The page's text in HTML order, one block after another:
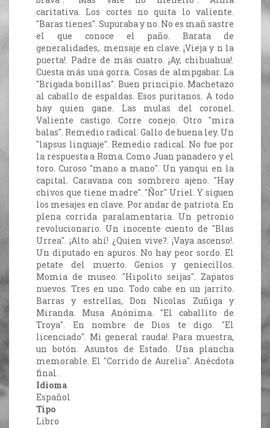
caritativa. Los cortes no quita lo valiente.
"Baras tienes". Supuraba y no. No es mañ sastre
el que conoce el paño. Barata de
generalidades,. mensaje en clave. ¡Vieja y n la
puerta!. Padre de más cuatro. ¡Ay, chihuahua!.
Cuesta más una gorra. Cosas de almpgabar. La
"Brigada bonillas". Buen principio. Machetazo
al caballo de espaldas. Esos puritanos. A todo
hay quien gane. Las mulas del coronel.
Valiente castigo. Corre conejo. Otro "mira
balas". Remedio radical. Gallo de buena ley. Un
"lapsus linguaje". Remedio radical. No fue por
la respuesta a Roma. Como Juan panadero y el
toro. Curoso "mano a mano". Un yanqui en la
capital. Caravana con sombrero ajeno. "Hay
chivos que tiene madre". "Ñor" Uriel. Y siguen
los mesajes en clave. Por andar de patriota. En
plena corrida paralamentaria. Un petronio
revolucionario. Un inocente cuento de "Blas
Urrea". ¡Alto ahí! ¿Quien vive?. ¡Vaya ascenso!.
Un diputado en apuros. No hay peor sordo. El
petate del muerto. Genios y geniecillos.
Momia de museo. "Hipolito seijas". Zapatos
nuevos. Tres en uno. Todo cabe en un jarrito.
Barras y estrellas, Don Nicolas Zuñiga y
Miranda. Musa Anónima. "El caballito de
Troya". En nombre de Dios te digo. "El
licenciado". Mi general rauda!. Para muestra,
un botón. Asuntos de Estado. Una plancha
memorable. El "Corrido de Aurelia". Anécdota
final.
Idioma
Español
Tipo
Libro